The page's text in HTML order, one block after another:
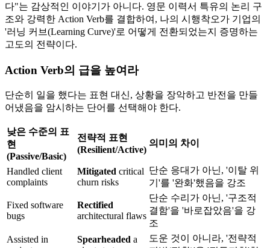
다"는 감상적인 이야기가 아니다. 영문 이력서 특유의 논리 구
조와 강력한 Action Verb를 결합하여, 나의 시행착오가 기업의
'러닝 커브(Learning Curve)'로 어떻게 전환되었는지 증명하는
고도의 전략이다.
Action Verb의 급을 높여라
단순히 일을 했다는 표현 대신, 상황을 장악하고 반전을 만들
어냈음을 암시하는 단어를 선택해야 한다.
낮은 수준의 표
현
(Passive/Basic)
전략적 표현
(Resilient/Active)
의미의 차이
Handled client
complaints
Mitigated critical
churn risks
단순 응대가 아닌, '이탈 위
기'를 '완화'했음을 강조
Fixed software
bugs
Rectified
architectural flaws
단순 수리가 아닌, '구조적
결함'을 '바로잡았음'을 강
조
Assisted in
Spearheaded a
도운 것이 아니라, '전략적